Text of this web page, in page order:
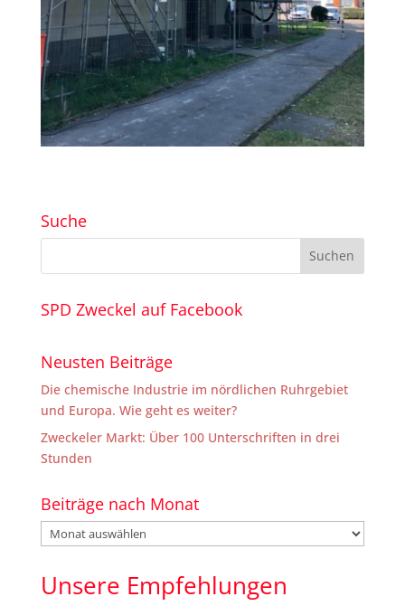
Suche
SPD Zweckel auf Facebook
Neusten Beiträge
Die chemische Industrie im nördlichen Ruhrgebiet
und Europa. Wie geht es weiter?
Zweckeler Markt: Über 100 Unterschriften in drei
Stunden
Beiträge nach Monat
Beiträge
nach
Unsere Empfehlungen